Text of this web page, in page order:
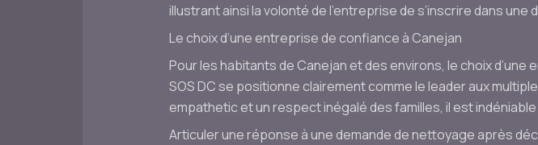
illustrant ainsi la volonté de l’entreprise de s’inscrire dans une
Le choix d’une entreprise de confiance à Canejan
Pour les habitants de Canejan et des environs, le choix
SOS DC se positionne clairement comme le leader aux
empathetic et un respect inégalé des familles, il est
Articuler une réponse à une demande de nettoyage après